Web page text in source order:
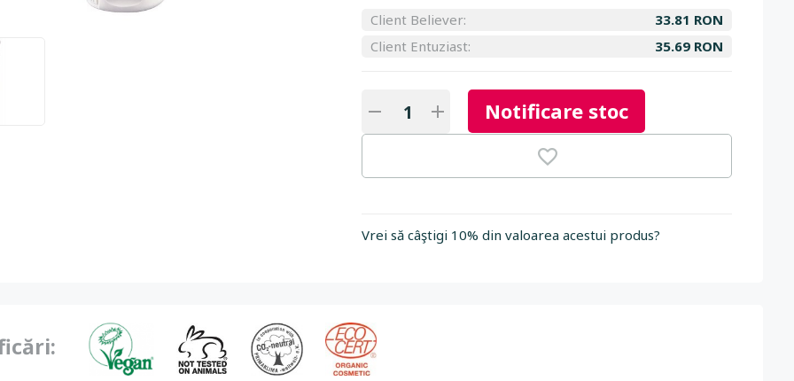
Client Believer:
33.81 RON
Client Entuziast:
35.69 RON
Notificare stoc
Vrei să câştigi 10% din valoarea acestui produs?